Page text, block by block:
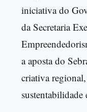
iniciativa do
da Secretaria
a aposta do
criativa
sustentabilidade